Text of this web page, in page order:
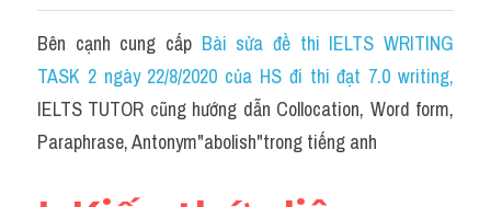
Antonym
Idiom
Grammar
Bên cạnh cung cấp Bài sửa đề thi IELTS WRITING
TASK 2 ngày 22/8/2020 của HS đi thi đạt 7.0 writing,
IELTS TUTOR cũng hướng dẫn Collocation, Word form,
Paraphrase, Antonym"abolish"trong tiếng anh